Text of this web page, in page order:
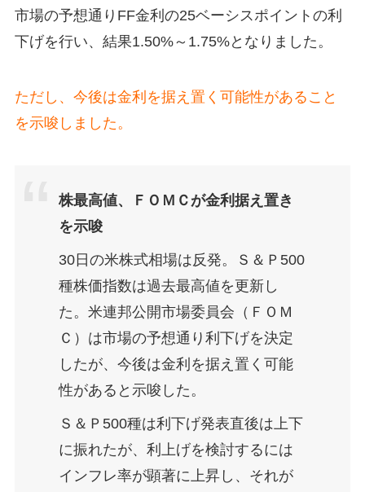
市場の予想通りFF金利の25ベーシスポイントの利
下げを行い、結果1.50%～1.75%となりました。
ただし、今後は金利を据え置く可能性があること
を示唆しました。
株最高値、ＦＯＭＣが金利据え置き
を示唆
30日の米株式相場は反発。Ｓ＆Ｐ500
種株価指数は過去最高値を更新し
た。米連邦公開市場委員会（ＦＯＭ
Ｃ）は市場の予想通り利下げを決定
したが、今後は金利を据え置く可能
性があると示唆した。
Ｓ＆Ｐ500種は利下げ発表直後は上下
に振れたが、利上げを検討するには
インフレ率が顕著に上昇し、それが